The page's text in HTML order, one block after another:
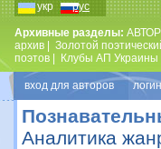
укр рус
Архивные разделы:
архив
Золотой
поэтов
Клубы АП Украины
вход для авторов
Аналитика